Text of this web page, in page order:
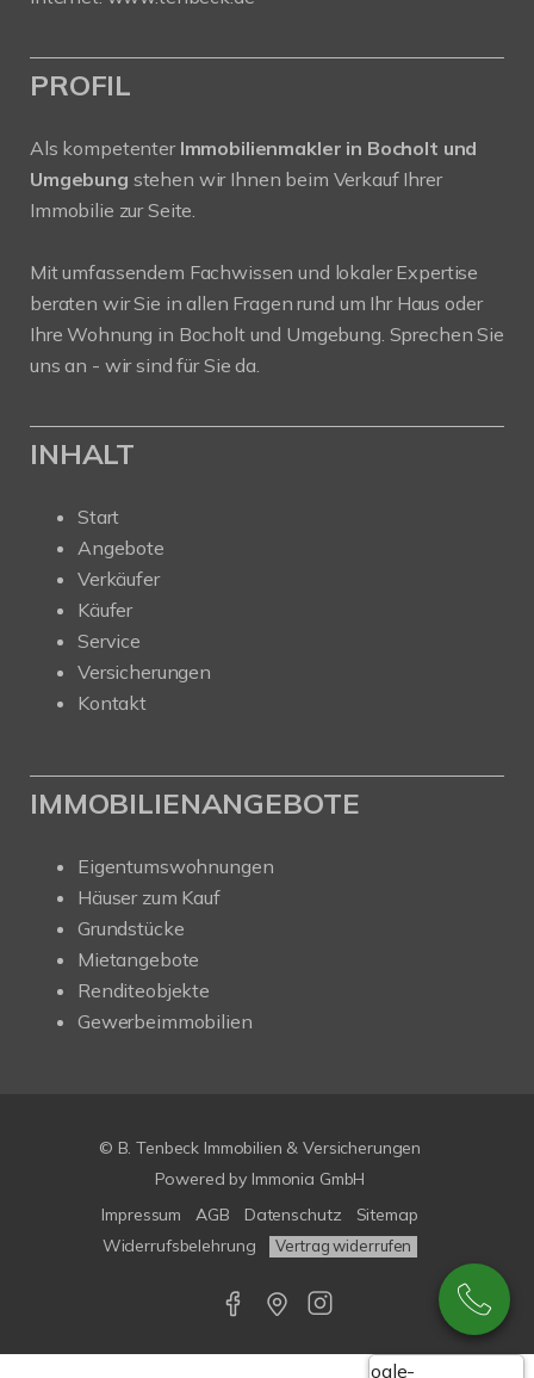
PROFIL
Als kompetenter Immobilienmakler in Bocholt und
Umgebung stehen wir Ihnen beim Verkauf Ihrer
Immobilie zur Seite.
Mit umfassendem Fachwissen und lokaler Expertise
beraten wir Sie in allen Fragen rund um Ihr Haus oder
Ihre Wohnung in Bocholt und Umgebung. Sprechen Sie
uns an - wir sind für Sie da.
INHALT
Start
Angebote
Verkäufer
Käufer
Service
Versicherungen
Kontakt
IMMOBILIENANGEBOTE
Eigentumswohnungen
Häuser zum Kauf
Grundstücke
Mietangebote
Renditeobjekte
Gewerbeimmobilien
© B. Tenbeck Immobilien & Versicherungen
Powered by Immonia GmbH
Impressum
AGB Datenschutz
Sitemap
Widerrufsbelehrung
Vertrag widerrufen
Google-